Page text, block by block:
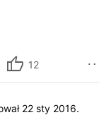
12
22 sty 2016.